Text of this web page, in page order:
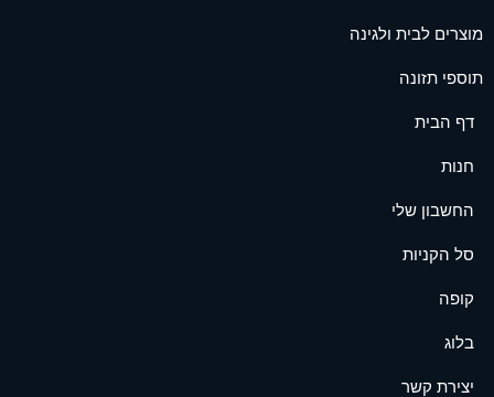
מוצרים לבית ולגינה
תוספי תזונה
דף הבית
חנות
החשבון שלי
סל הקניות
קופה
בלוג
יצירת קשר